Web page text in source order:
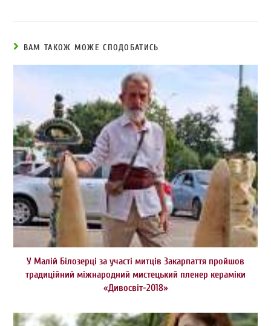
ВАМ ТАКОЖ МОЖЕ СПОДОБАТИСЬ
У Малій Білозерці за участі митців Закарпаття пройшов
традиційний міжнародний мистецький пленер кераміки
«Дивосвіт-2018»